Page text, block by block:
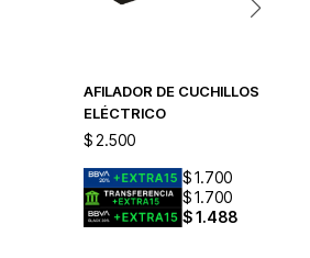
AFILADOR DE CUCHILLOS
ELÉCTRICO
$ 2.500
$ 1.700
$ 1.700
$ 1.488